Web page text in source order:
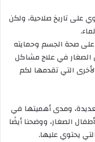
على تاريخ صلاحية، ولكن
صحة الجسم وحمايته
الصغار في علاج مشاكل
التي تقدمها لكم
ومدى أهميتها في
الصغار، ووضحنا أيضًا
يحتوي عليها.